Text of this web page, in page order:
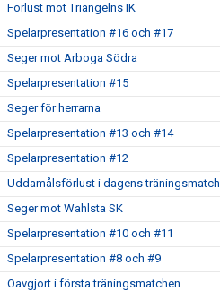
Förlust mot Triangelns IK
Spelarpresentation #16 och #17
Seger mot Arboga Södra
Spelarpresentation #15
Seger för herrarna
Spelarpresentation #13 och #14
Spelarpresentation #12
Uddamålsförlust i dagens träningsmatch
Seger mot Wahlsta SK
Spelarpresentation #10 och #11
Spelarpresentation #8 och #9
Oavgjort i första träningsmatchen